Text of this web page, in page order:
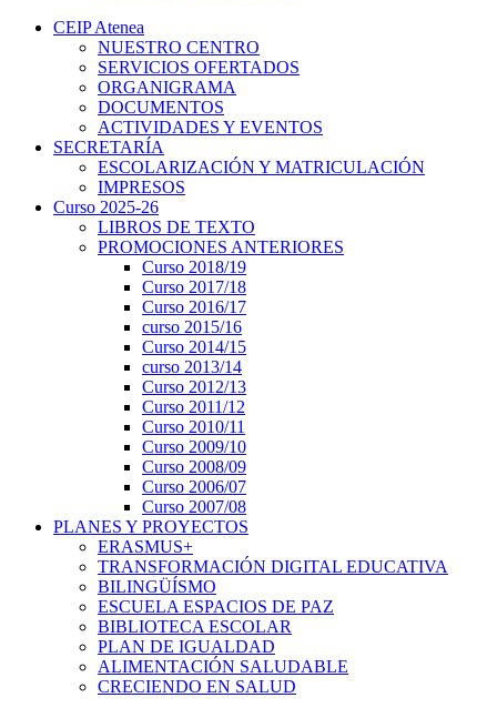
CEIP Atenea
NUESTRO CENTRO
SERVICIOS OFERTADOS
ORGANIGRAMA
DOCUMENTOS
ACTIVIDADES Y EVENTOS
SECRETARÍA
ESCOLARIZACIÓN Y MATRICULACIÓN
IMPRESOS
Curso 2025-26
LIBROS DE TEXTO
PROMOCIONES ANTERIORES
Curso 2018/19
Curso 2017/18
Curso 2016/17
curso 2015/16
Curso 2014/15
curso 2013/14
Curso 2012/13
Curso 2011/12
Curso 2010/11
Curso 2009/10
Curso 2008/09
Curso 2006/07
Curso 2007/08
PLANES Y PROYECTOS
ERASMUS+
TRANSFORMACIÓN DIGITAL EDUCATIVA
BILINGÜÍSMO
ESCUELA ESPACIOS DE PAZ
BIBLIOTECA ESCOLAR
PLAN DE IGUALDAD
ALIMENTACIÓN SALUDABLE
CRECIENDO EN SALUD